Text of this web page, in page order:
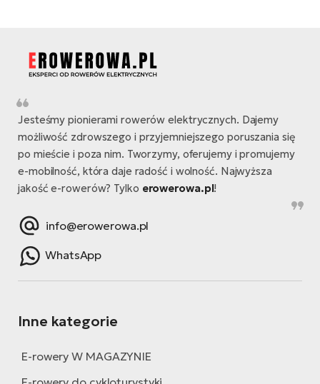
Jesteśmy pionierami rowerów elektrycznych. Dajemy
możliwość zdrowszego i przyjemniejszego poruszania się
po mieście i poza nim. Tworzymy, oferujemy i promujemy
e-mobilność, która daje radość i wolność. Najwyższa
jakość e-rowerów? Tylko erowerowa.pl!
info@erowerowa.pl
WhatsApp
Inne kategorie
E-rowery W MAGAZYNIE